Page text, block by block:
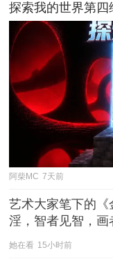
探索我的世界第四
阿柴MC 7天前
艺术大家笔下的
淫，智者见智，画
她在看 15小时前